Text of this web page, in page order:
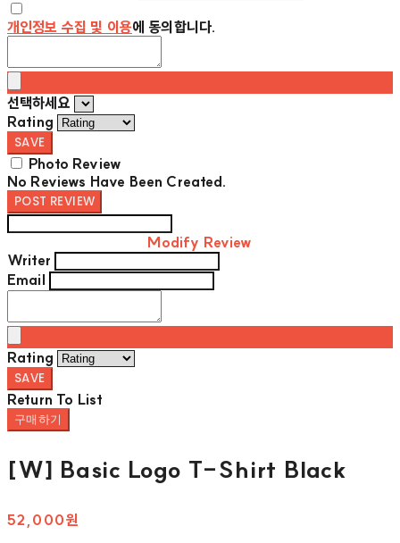
개인정보 수집 및 이용에 동의합니다.
선택하세요
Rating
SAVE
Photo Review
No Reviews Have Been Created.
POST REVIEW
Modify Review
Writer
Email
Rating
SAVE
Return To List
구매하기
[W] Basic Logo T-Shirt Black
52,000원